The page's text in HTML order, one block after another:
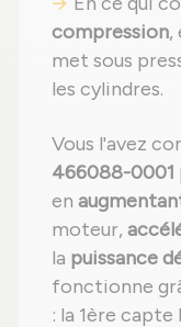
compression,
met sous
les cylindres.
Vous l'avez
466088-
en
moteur,
la puissance
fonctionne
: la 1ère capte